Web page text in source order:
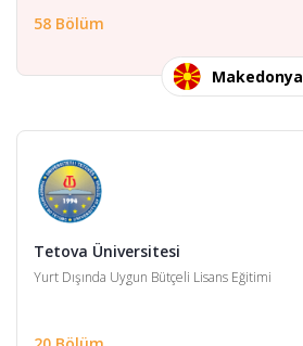
58 Bölüm
Makedonya
Tetova Üniversitesi
Yurt Dışında Uygun Bütçeli Lisans Eğitimi